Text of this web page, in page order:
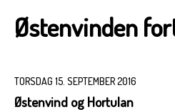
Østenvinden
TORSDAG 15. SEPTEMBER 2016
Østenvind og Hortulan